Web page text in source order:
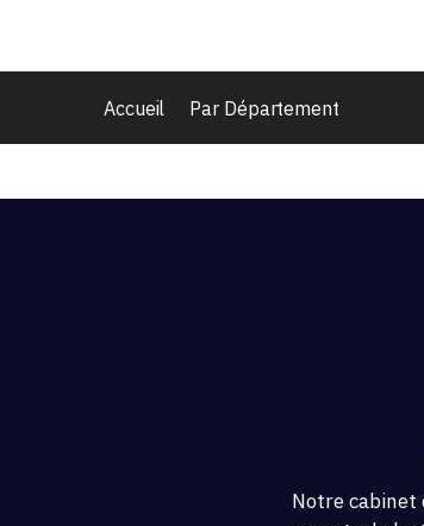
Accueil Par Département
Notre cabinet